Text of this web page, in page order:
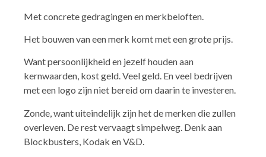
Met concrete gedragingen en merkbeloften.
Het bouwen van een merk komt met een grote prijs.
Want persoonlijkheid en jezelf houden aan
kernwaarden, kost geld. Veel geld. En veel bedrijven
met een logo zijn niet bereid om daarin te investeren.
Zonde, want uiteindelijk zijn het de merken die zullen
overleven. De rest vervaagt simpelweg. Denk aan
Blockbusters, Kodak en V&D.